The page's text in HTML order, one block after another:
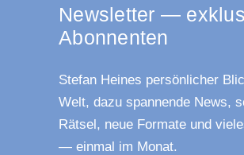
News­let­ter —
Abonnenten
Ste­fan Hei­nes per­sön­li­cher
Welt, dazu span­nen­de News,
Rät­sel, neue For­ma­te und
— ein­mal im Monat.